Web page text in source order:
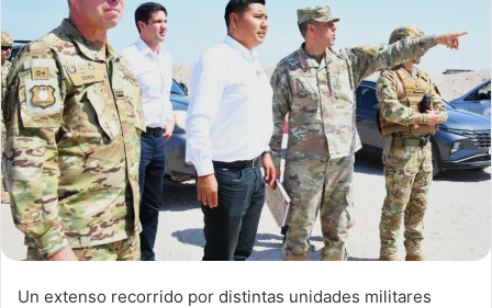
e
m
a
i
l
Un extenso recorrido por distintas unidades militares